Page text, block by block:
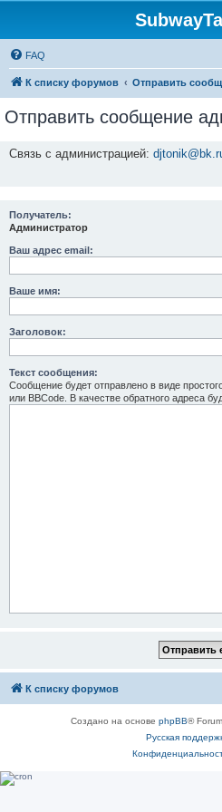
FAQ
К списку форумов Отправить
Отправить сообщение
Связь с администрацией:
Получатель:
Администратор
Ваш адрес email:
Ваше имя:
Заголовок:
Текст сообщения:
Сообщение будет отправлено в виде
или BBCode. В качестве обратного адреса
К списку форумов
Создано на основе phpBB®
Русская